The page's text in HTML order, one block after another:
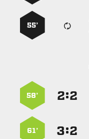
55’
:
58’
:
61’